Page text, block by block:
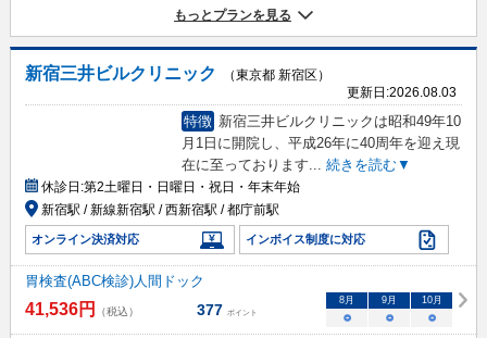
もっとプランを見る
新宿三井ビルクリニック
（東京都 新宿区）
更新日:2026.08.03
特徴 新宿三井ビルクリニックは昭和49年10
月1日に開院し、平成26年に40周年を迎え現
在に至っております
続きを読む▼
休診日:第2土曜日・日曜日・祝日・年末年始
新宿駅 / 新線新宿駅 / 西新宿駅 / 都庁前駅
オンライン決済対応 インボイス制度に対応
胃検査(ABC検診)人間ドック
41,536円 （税込） 377 ポイント
8 月 9 月 10月
○ ○ ○